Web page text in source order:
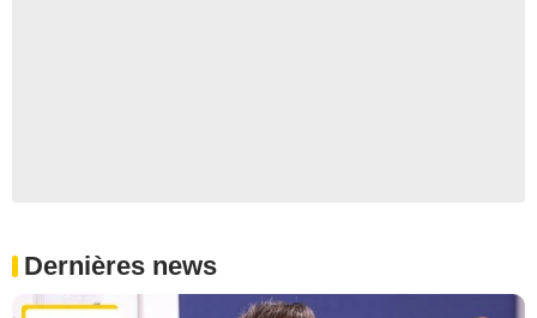
Dernières news